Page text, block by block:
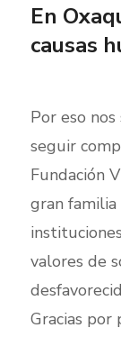
En
causas
Por eso
seguir
Fundación
gran familia
valores de
Gracias